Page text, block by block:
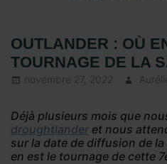
OUTLANDER : OÙ
TOURNAGE DE LA
novembre 27, 2022
Déjà plusieurs mois que
droughtlander et nous
sur la date de diffusion de la
en est le tournage de cette